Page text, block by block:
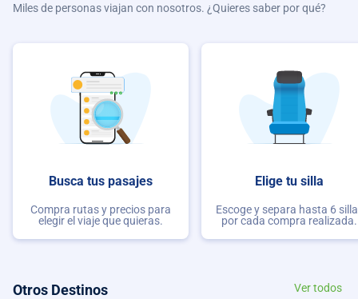
Miles de personas viajan con nosotros. ¿Quieres saber por qué?
Busca tus pasajes
Compra rutas y precios para
elegir el viaje que quieras.
Elige tu silla
Escoge y separa hasta 6
por cada compra realizada.
Otros Destinos Ver todos